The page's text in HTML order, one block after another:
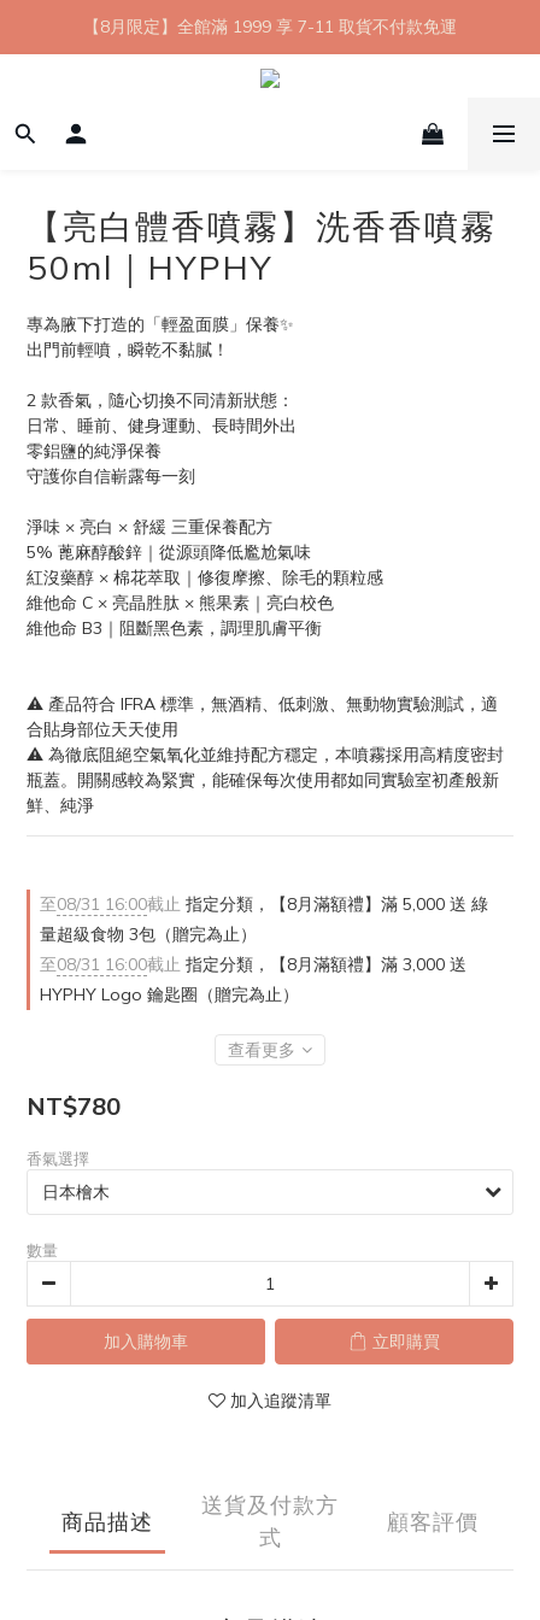
【8月限定】全館滿 1999 享 7-11 取貨不付款免運
【亮白體香噴霧】洗香香噴霧
50ml｜HYPHY
專為腋下打造的「輕盈面膜」保養✨
出門前輕噴，瞬乾不黏膩！
2 款香氣，隨心切換不同清新狀態：
日常、睡前、健身運動、長時間外出
零鋁鹽的純淨保養
守護你自信嶄露每一刻
淨味 × 亮白 × 舒緩 三重保養配方
5% 蓖麻醇酸鋅｜從源頭降低尷尬氣味
紅沒藥醇 × 棉花萃取｜修復摩擦、除毛的顆粒感
維他命 C × 亮晶胜肽 × 熊果素｜亮白校色
維他命 B3｜阻斷黑色素，調理肌膚平衡
⚠ 產品符合 IFRA 標準，無酒精、低刺激、無動物實驗測試，適
合貼身部位天天使用
⚠ 為徹底阻絕空氣氧化並維持配方穩定，本噴霧採用高精度密封
瓶蓋。開關感較為緊實，能確保每次使用都如同實驗室初產般新
鮮、純淨
至08/31 16:00截止 指定分類，【8月滿額禮】滿 5,000 送 綠
量超級食物 3包（贈完為止）
至08/31 16:00截止 指定分類，【8月滿額禮】滿 3,000 送
HYPHY Logo 鑰匙圈（贈完為止）
查看更多
NT$780
香氣選擇
數量
加入購物車 立即購買
加入追蹤清單
商品描述
送貨及付款方
式
顧客評價